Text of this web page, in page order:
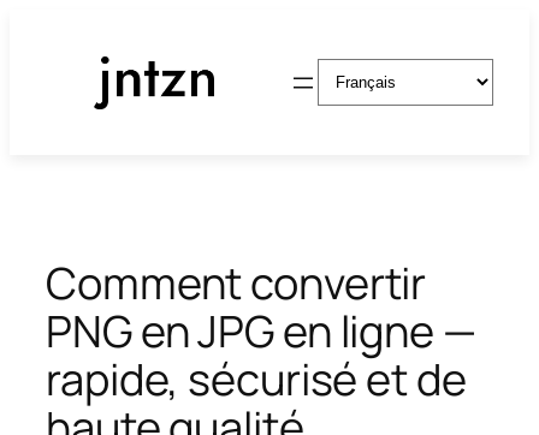
Choisir
une
Comment convertir
PNG en JPG en ligne —
rapide, sécurisé et de